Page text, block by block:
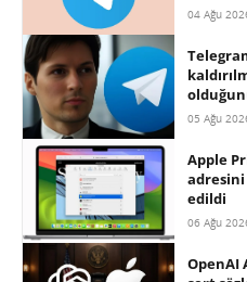
04 Ağu
05 Ağu
Apple
adresini
edildi
06 Ağu
OpenAI